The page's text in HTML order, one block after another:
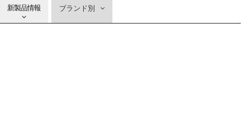
新製品情報 ブランド別